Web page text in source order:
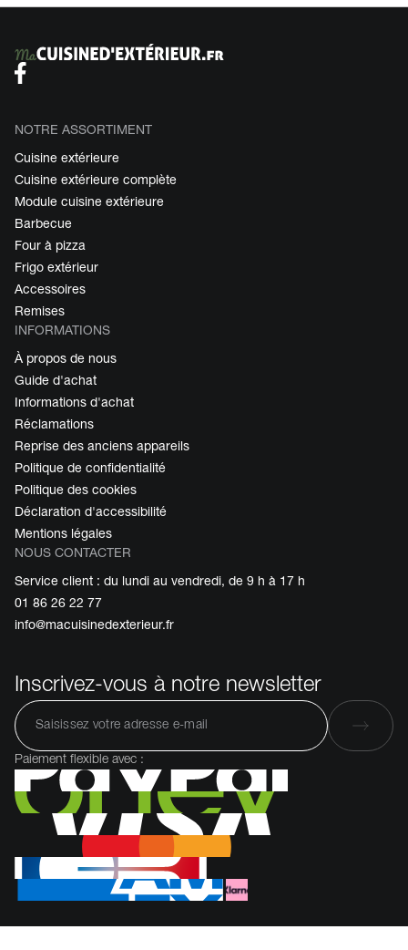
NOTRE ASSORTIMENT
Cuisine extérieure
Cuisine extérieure complète
Module cuisine extérieure
Barbecue
Four à pizza
Frigo extérieur
Accessoires
Remises
INFORMATIONS
À propos de nous
Guide d'achat
Informations d'achat
Réclamations
Reprise des anciens appareils
Politique de confidentialité
Politique des cookies
Déclaration d'accessibilité
Mentions légales
NOUS CONTACTER
Service client : du lundi au vendredi, de 9 h à 17 h
01 86 26 22 77
info@macuisinedexterieur.fr
Inscrivez-vous à notre newsletter
Paiement flexible avec :